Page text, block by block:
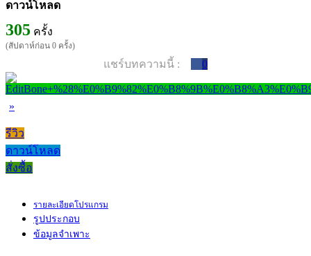
ดาวน์โหลด
305 ครั้ง
(สัปดาห์ก่อน 0 ครั้ง)
แชร์บทความนี้ : 0
»
รีวิว
ดาวน์โหลด
สั่งซื้อ
รายละเอียดโปรแกรม
รูปประกอบ
ข้อมูลจำเพาะ